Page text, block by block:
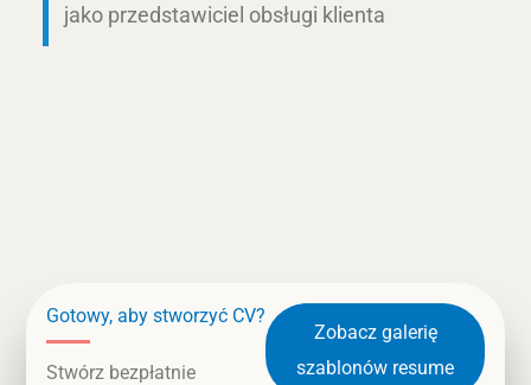
jako przedstawiciel obsługi klienta
Gotowy, aby stworzyć CV?
Stwórz bezpłatnie
Zobacz galerię
szablonów resume